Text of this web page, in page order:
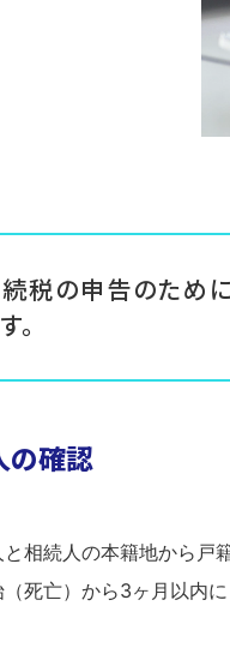
税の申告のため
。
の確認
相続人の本籍地から戸
死亡）から3ヶ月以内